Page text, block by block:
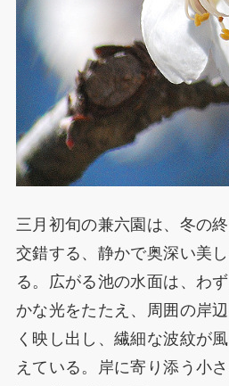
三月初旬の兼六園は、冬の
交錯する、静かで奥深い美
る。広がる池の水面は、わ
かな光をたたえ、周囲の岸
く映し出し、繊細な波紋が
えている。岸に寄り添う小